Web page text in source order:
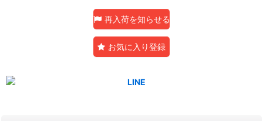
再入荷を知らせる
お気に入り登録